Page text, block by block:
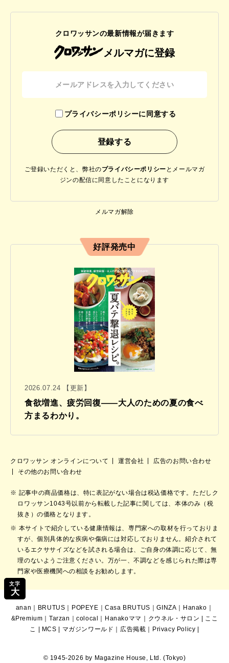
文字
大
クロワッサンの最新情報が届きます
メルマガに登録
プライバシーポリシーに同意する
ご登録いただくと、弊社のプライバシーポリシー と メールマガ
ジンの配信に同意したことになります
メルマガ解除
好評発売中
2026.07.24 【更新】
食欲増進、疲労回復——大人のための夏の食べ
方まるわかり。
クロワッサン オンラインについて 運営会社
広告のお問い合わせ
その他のお問い合わせ
記事中の商品価格は、特に表記がない場合は税込価格です。ただしク
ロワッサン1043号以前から転載した記事に関しては、本体のみ（税
抜き）の価格となります。
本サイトで紹介している健康情報は、専門家への取材を行っておりま
すが、個別具体的な疾病や傷病には対応しておりません。紹介されて
いるエクササイズなどを試される場合は、ご自身の体調に応じて、無
理のないようご注意ください。万が一、不調などを感じられた際は専
門家や医療機関への相談をお勧めします。
anan ｜ BRUTUS ｜ POPEYE ｜Casa BRUTUS ｜GINZA ｜ Hanako ｜
&Premium ｜Tarzan ｜colocal ｜ Hanakoママ ｜ クウネル・サロン | ここ
こ
| MCS | マガジンワールド ｜ 広告掲載 ｜ Privacy Policy |
© 1945-2026 by Magazine House, Ltd. (Tokyo)